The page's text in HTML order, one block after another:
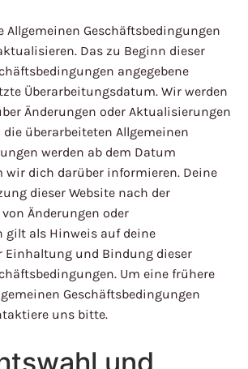
Allgemeinen Geschäftsbedingungen
Das zu Beginn dieser
angegebene
Überarbeitungsdatum. Wir werden
Änderungen oder Aktualisierungen
überarbeiteten Allgemeinen
werden ab dem Datum
wir dich darüber informieren. Deine
dieser Website nach der
Änderungen oder
gilt als Hinweis auf deine
und Bindung dieser
Um eine frühere
Geschäftsbedingungen
uns bitte.
und